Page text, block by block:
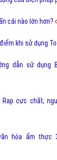
cái nào lớn hơn?
khi sử dụng
dẫn sử dụng
cực chất,
hóa ẩm thực